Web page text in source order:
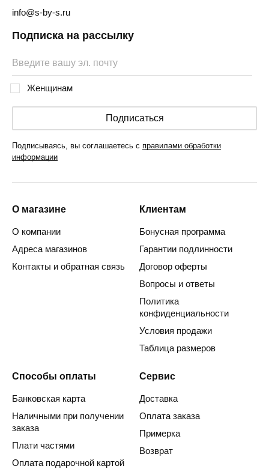
info@s-by-s.ru
Подписка на рассылку
Женщинам
Подписаться
Подписываясь, вы соглашаетесь с правилами обработки
информации
О магазине
О компании
Адреса магазинов
Контакты и обратная связь
Клиентам
Бонусная программа
Гарантии подлинности
Договор оферты
Вопросы и ответы
Политика
конфиденциальности
Условия продажи
Таблица размеров
Способы оплаты
Банковская карта
Наличными при получении
заказа
Плати частями
Оплата подарочной картой
Сервис
Доставка
Оплата заказа
Примерка
Возврат